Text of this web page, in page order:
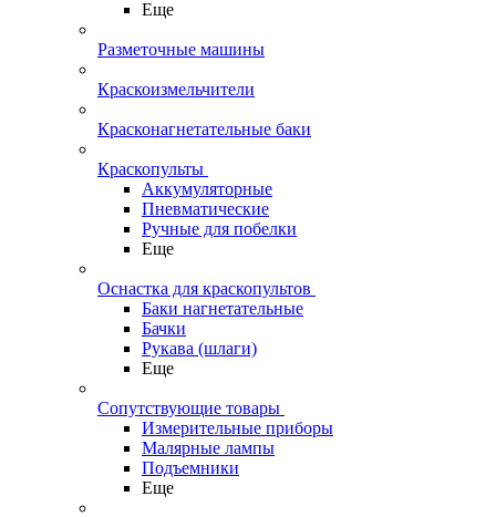
Еще
Разметочные машины
Краскоизмельчители
Красконагнетательные баки
Краскопульты
Аккумуляторные
Пневматические
Ручные для побелки
Еще
Оснастка для краскопультов
Баки нагнетательные
Бачки
Рукава (шлаги)
Еще
Сопутствующие товары
Измерительные приборы
Малярные лампы
Подъемники
Еще